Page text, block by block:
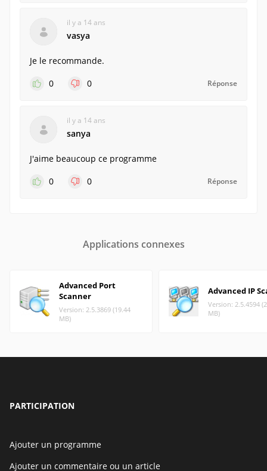
il y a 14 ans
vasya
Je le recommande.
0
0 Réponse
il y a 14 ans
sanya
J'aime beaucoup ce programme
0
0 Réponse
Applications connexes
Advanced Port
Scanner
Version: 2.5.3869 (19.44
MB)
Advanced IP
Version: 2.5.4594
MB)
PARTICIPATION
Ajouter un programme
Ajouter un commentaire ou un article